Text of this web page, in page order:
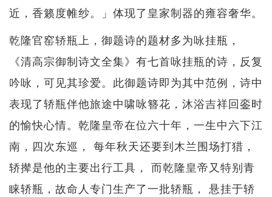
近，香籁度帷纱。」体现了皇家制器的雍容奢华。
乾隆官窑轿瓶上，御题诗的题材多为咏挂瓶，
《清高宗御制诗文全集》有七首咏挂瓶的诗，反复
吟咏，可见其珍爱。此御题诗即为其中范例，诗中
表现了轿瓶伴他旅途中啸咏簪花，沐浴吉祥回銮时
的愉快心情。乾隆皇帝在位六十年，一生中六下江
南，四次东巡， 每年秋天还要到木兰围场打猎，
轿撵是他的主要出行工具， 而乾隆皇帝又特别青
睐轿瓶，故命人专门生产了一批轿瓶， 悬挂于轿